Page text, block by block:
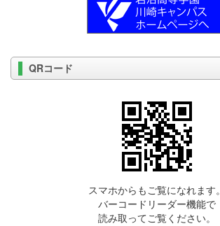
QRコード
スマホからもご覧になれます。
バーコードリーダー機能で
読み取ってご覧ください。